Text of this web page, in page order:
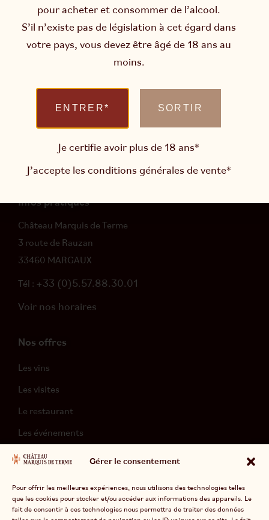
Gérer le consentement
Pour offrir les meilleures expériences, nous utilisons des technologies telles
que les cookies pour stocker et/ou accéder aux informations des appareils. Le
fait de consentir à ces technologies nous permettra de traiter des données
L’abus d’alcool est dangereux pour la santé.
Consommer avec modération.
Restons en contact et soyez informés des actualités du
M’INSCRIRE
Infos pratiques
Château Marquis de Terme
3 route de Rauzan
33460 MARGAUX
Tél : +33 (0)5.57.88.30.01
Voir nos horaires
Nos offres
Les vins
Les visites
Le restaurant
Les événements
L’hébergement
pour acheter et consommer de l’alcool.
S’il n’existe pas de législation à cet égard dans
votre pays, vous devez être âgé de 18 ans au
moins.
ENTRER* SORTIR
Je certifie avoir plus de 18 ans*
J’accepte les conditions générales de vente*